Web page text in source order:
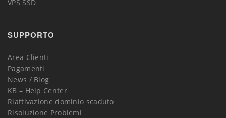
VPS SSD
SUPPORTO
Area Clienti
Pagamenti
News / Blog
KB – Help Center
Riattivazione dominio scaduto
Risoluzione Problemi